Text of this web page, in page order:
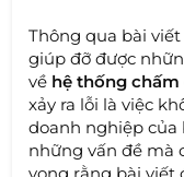
Thông qua bài
giúp đỡ được
về hệ thống chấm
xảy ra lỗi là việc
doanh nghiệp của
những vấn đề mà
vọng rằng bài viết